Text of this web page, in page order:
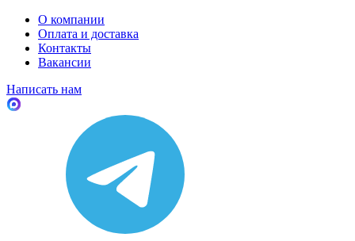
О компании
Оплата и доставка
Контакты
Вакансии
Написать нам